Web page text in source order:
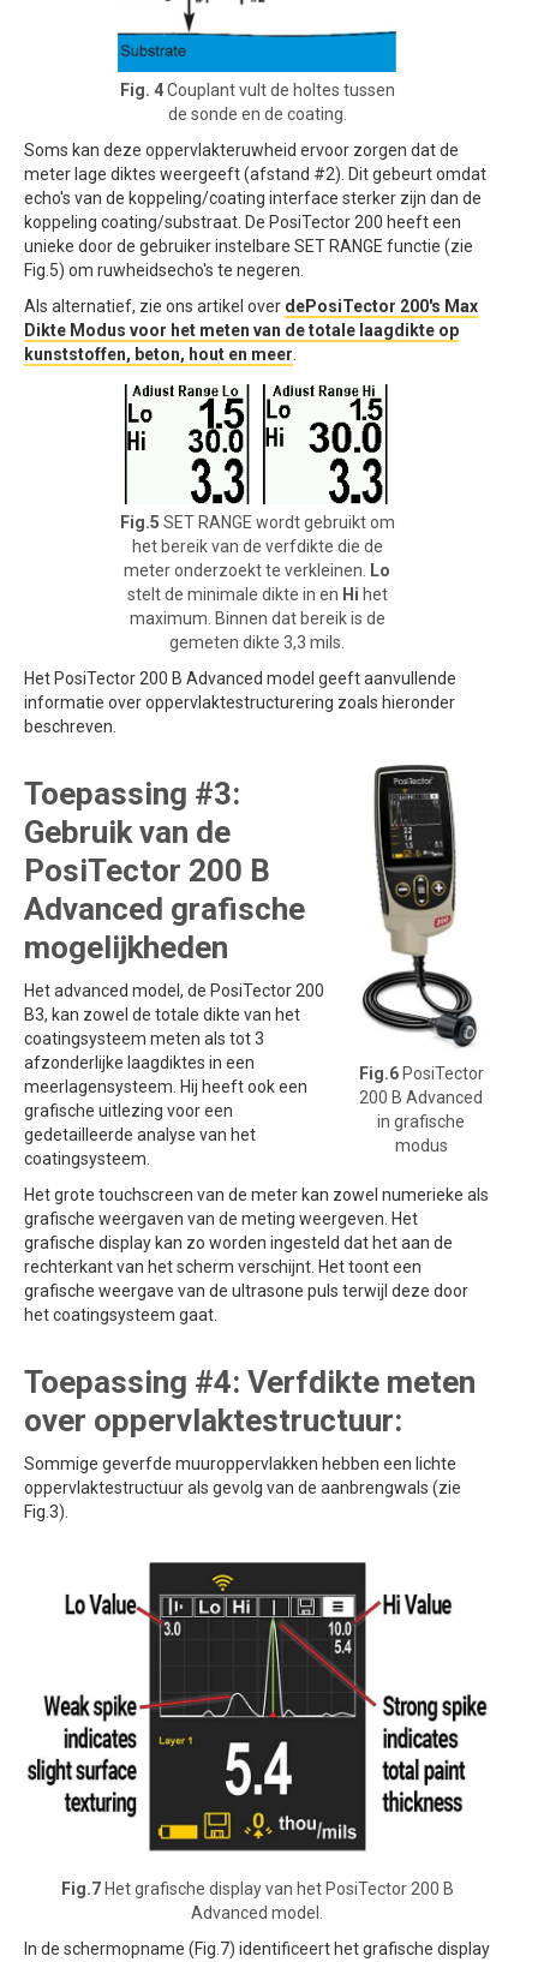
Fig. 4Couplant vult de holtes tussen
de sonde en de coating.
Soms kan deze oppervlakteruwheid ervoor zorgen dat de
meter lage diktes weergeeft (afstand #2). Dit gebeurt omdat
echo's van de koppeling/coating interface sterker zijn dan de
koppeling coating/substraat. De PosiTector 200 heeft een
unieke door de gebruiker instelbare SET RANGE functie (zie
Fig.5) om ruwheidsecho's te negeren.
Als alternatief, zie ons artikel over dePosiTector 200's Max
Dikte Modus voor het meten van de totale laagdikte op
kunststoffen, beton, hout en meer
Fig.5 SET RANGE wordt gebruikt om
het bereik van de verfdikte die de
meter onderzoekt te verkleinen.
Lo
stelt de minimale dikte in en Hi het
maximum. Binnen dat bereik is de
gemeten dikte 3,3 mils.
Het PosiTector 200 B Advanced model geeft aanvullende
informatie over oppervlaktestructurering zoals hieronder
beschreven.
Fig.6 PosiTector
200 B Advanced
in grafische
modus
Toepassing #3:
Gebruik van de
PosiTector 200 B
Advanced grafische
mogelijkheden
Het advanced model, de PosiTector 200
B3, kan zowel de totale dikte van het
coatingsysteem meten als tot 3
afzonderlijke laagdiktes in een
meerlagensysteem. Hij heeft ook een
grafische uitlezing voor een
gedetailleerde analyse van het
coatingsysteem.
Het grote touchscreen van de meter kan zowel numerieke als
grafische weergaven van de meting weergeven. Het
grafische display kan zo worden ingesteld dat het aan de
rechterkant van het scherm verschijnt. Het toont een
grafische weergave van de ultrasone puls terwijl deze door
het coatingsysteem gaat.
Toepassing #4: Verfdikte meten
over oppervlaktestructuur:
Sommige geverfde muuroppervlakken hebben een lichte
oppervlaktestructuur als gevolg van de aanbrengwals (zie
Fig.3).
Fig.7Het grafische display van het PosiTector 200 B
Advanced model.
In de schermopname (Fig.7) identificeert het grafische display